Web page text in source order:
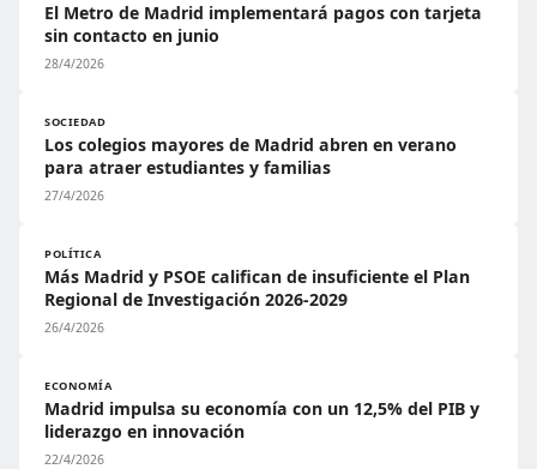
El Metro de Madrid implementará pagos con tarjeta
sin contacto en junio
28/4/2026
SOCIEDAD
Los colegios mayores de Madrid abren en verano
para atraer estudiantes y familias
27/4/2026
POLÍTICA
Más Madrid y PSOE califican de insuficiente el Plan
Regional de Investigación 2026-2029
26/4/2026
ECONOMÍA
Madrid impulsa su economía con un 12,5% del PIB y
liderazgo en innovación
22/4/2026